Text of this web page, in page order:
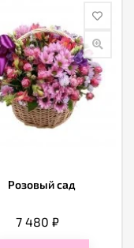
Розовый сад
7 480 ₽